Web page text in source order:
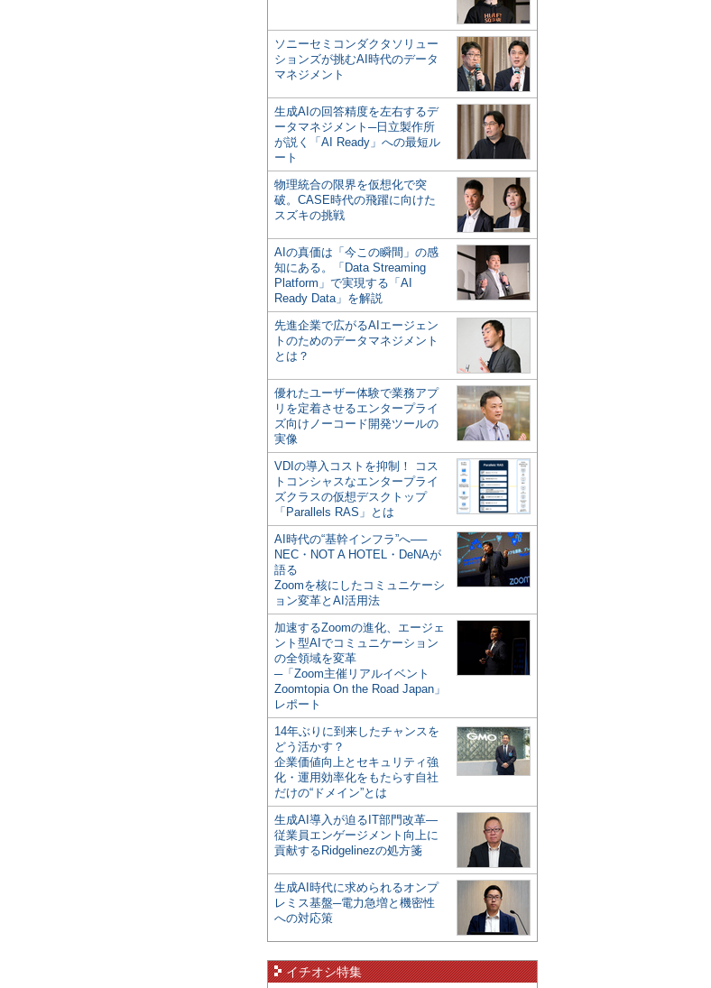
ソニーセミコンダクタソリュー
ションズが挑むAI時代のデータ
マネジメント
生成AIの回答精度を左右するデ
ータマネジメント─日立製作所
が説く「AI Ready」への最短ル
ート
物理統合の限界を仮想化で突
破。CASE時代の飛躍に向けた
スズキの挑戦
AIの真価は「今この瞬間」の感
知にある。「Data Streaming
Platform」で実現する「AI
Ready Data」を解説
先進企業で広がるAIエージェン
トのためのデータマネジメント
とは？
優れたユーザー体験で業務アプ
リを定着させるエンタープライ
ズ向けノーコード開発ツールの
実像
VDIの導入コストを抑制！ コス
トコンシャスなエンタープライ
ズクラスの仮想デスクトップ
「Parallels RAS」とは
AI時代の“基幹インフラ”へ──
NEC・NOT A HOTEL・DeNAが
語る
Zoomを核にしたコミュニケーシ
ョン変革とAI活用法
加速するZoomの進化、エージェ
ント型AIでコミュニケーション
の全領域を変革
─「Zoom主催リアルイベント
Zoomtopia On the Road Japan」
レポート
14年ぶりに到来したチャンスを
どう活かす？
企業価値向上とセキュリティ強
化・運用効率化をもたらす自社
だけの“ドメイン”とは
生成AI導入が迫るIT部門改革―
従業員エンゲージメント向上に
貢献するRidgelinezの処方箋
生成AI時代に求められるオンプ
レミス基盤─電力急増と機密性
への対応策
イチオシ特集